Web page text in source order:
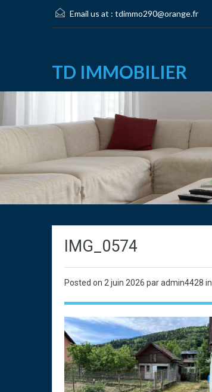
Email us at : tdimmo290@orange.fr
TD IMMOBILIER
IMG_0574
Posted on 2 juin 2026 par admin4428 in